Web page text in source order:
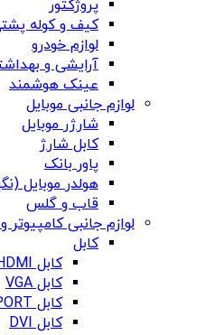
پروژکتور
کیف و کوله
لوازم خودرو
آرایشی و
عینک هوشمند
لوازم جانبی موبایل
شارژر موبایل
کابل شارژ
پاور بانک
هولدر موبایل
قاب و گلس
لوازم جانبی
کابل
کابل HDMI
کابل VGA
کابل DISPLAY PORT
کابل DVI